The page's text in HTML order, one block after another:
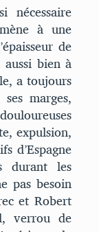
nécessaire
à une
de
aussi bien à
a toujours
marges,
expulsion,
d’Espagne
durant les
pas besoin
et Robert
verrou de